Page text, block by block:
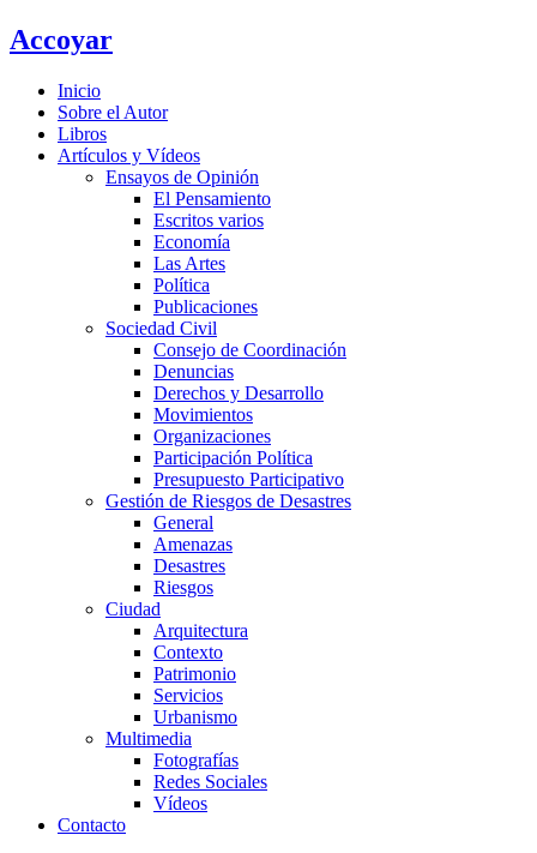
Ir
al
Accoyar
Inicio
Sobre el Autor
Libros
Artículos y Vídeos
Ensayos de Opinión
El Pensamiento
Escritos varios
Economía
Las Artes
Política
Publicaciones
Sociedad Civil
Consejo de Coordinación
Denuncias
Derechos y Desarrollo
Movimientos
Organizaciones
Participación Política
Presupuesto Participativo
Gestión de Riesgos de Desastres
General
Amenazas
Desastres
Riesgos
Ciudad
Arquitectura
Contexto
Patrimonio
Servicios
Urbanismo
Multimedia
Fotografías
Redes Sociales
Vídeos
Contacto